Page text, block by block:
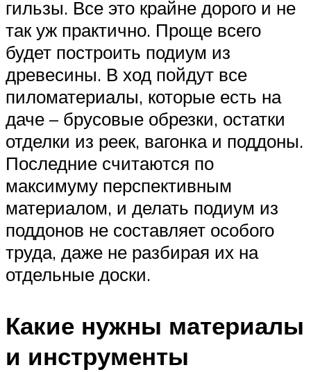
гильзы. Все это крайне дорого и не
так уж практично. Проще всего
будет построить подиум из
древесины. В ход пойдут все
пиломатериалы, которые есть на
даче – брусовые обрезки, остатки
отделки из реек, вагонка и поддоны.
Последние считаются по
максимуму перспективным
материалом, и делать подиум из
поддонов не составляет особого
труда, даже не разбирая их на
отдельные доски.
Какие нужны материалы
и инструменты